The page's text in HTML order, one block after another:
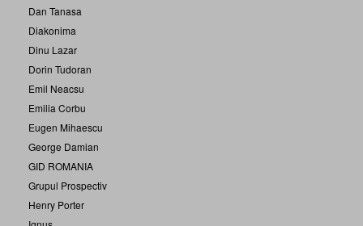
Dan Tanasa
Diakonima
Dinu Lazar
Dorin Tudoran
Emil Neacsu
Emilia Corbu
Eugen Mihaescu
George Damian
GID ROMANIA
Grupul Prospectiv
Henry Porter